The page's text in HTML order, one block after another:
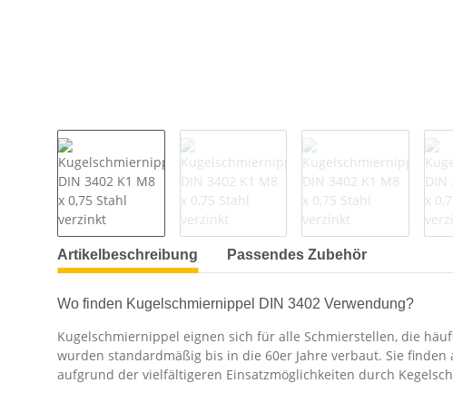
Artikelbeschreibung Passendes Zubehör
Wo finden Kugelschmiernippel DIN 3402 Verwendung?
Kugelschmiernippel eignen sich für alle Schmierstellen, die
wurden standardmäßig bis in die 60er Jahre verbaut. Sie
aufgrund der vielfältigeren Einsatzmöglichkeiten durch